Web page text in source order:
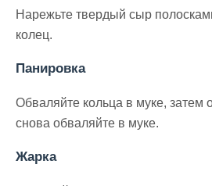
Нарежьте твердый сыр
колец.
Панировка
Обваляйте кольца в муке, затем
снова обваляйте в муке.
Жарка